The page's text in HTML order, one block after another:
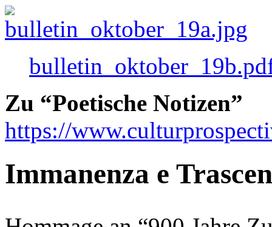
Zu “Poetische Notizen”
https://
Immanenza e